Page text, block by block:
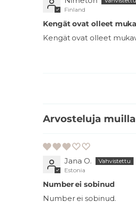
Finland
Kengät ovat olleet
Kengät ovat olleet
Arvosteluja
Jana O.
Estonia
Number ei sobinud
Number ei sobinud.